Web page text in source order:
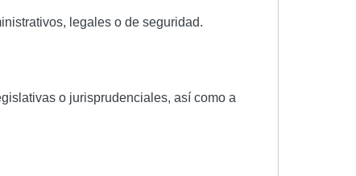
legales o de seguridad.
o jurisprudenciales, así como a